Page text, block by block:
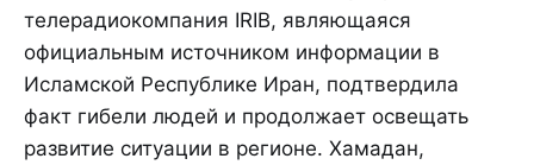
телерадиокомпания IRIB, являющаяся
официальным источником информации в
Исламской Республике Иран, подтвердила
факт гибели людей и продолжает освещать
развитие ситуации в регионе. Хамадан,